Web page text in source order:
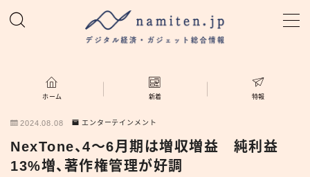
ホーム
新着
ホーム 新着 特報
2024.08.08 エンターテインメント
NexTone、4〜6月期は増収増益 純利益
13%増、著作権管理が好調